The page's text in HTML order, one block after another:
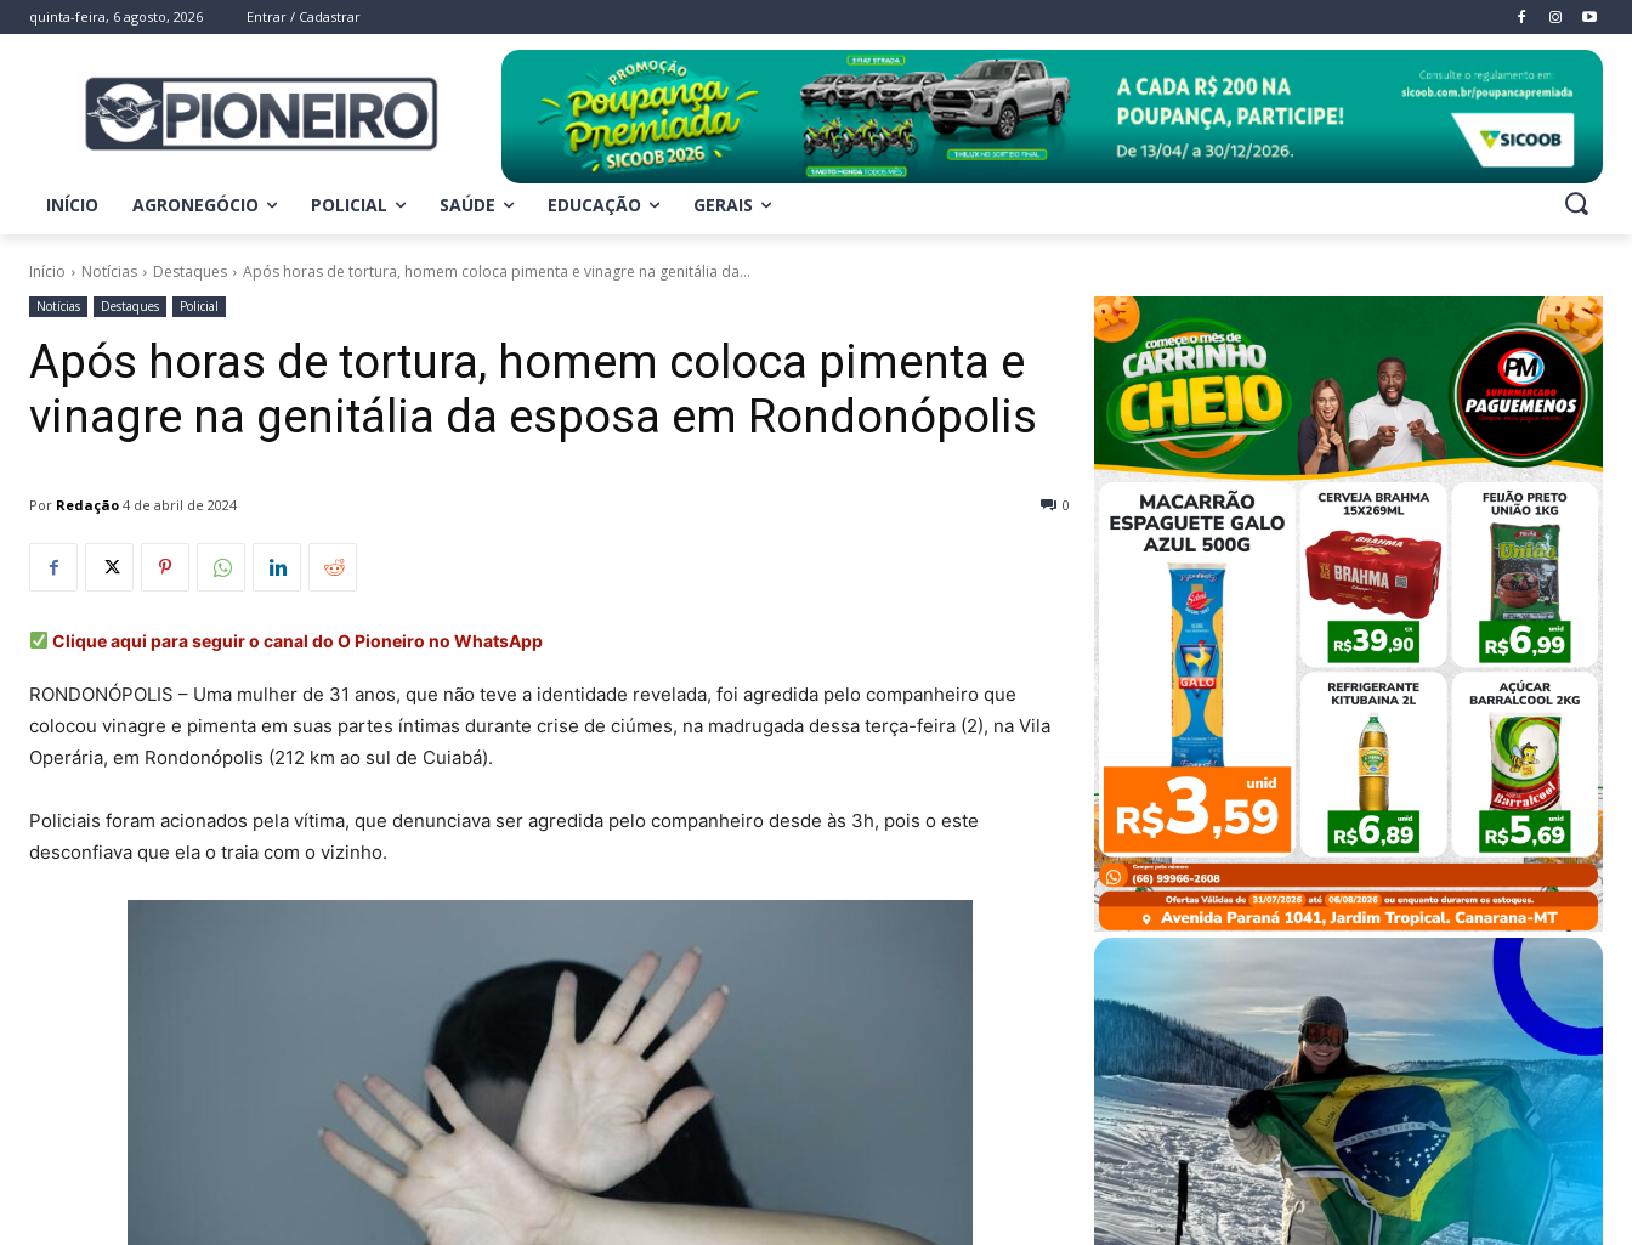
quinta-feira, 6 agosto, 2026 Entrar / Cadastrar
INÍCIO AGRONEGÓCIO POLICIAL SAÚDE EDUCAÇÃO GERAIS
Início Notícias Destaques Após horas de tortura, homem coloca pimenta e vinagre na genitália da...
Notícias Destaques Policial
Após horas de tortura, homem coloca pimenta e
vinagre na genitália da esposa em Rondonópolis
Por Redação 0
4 de abril de 2024
Clique aqui para seguir o canal do O Pioneiro no WhatsApp
RONDONÓPOLIS – Uma mulher de 31 anos, que não teve a identidade revelada, foi agredida pelo companheiro que
colocou vinagre e pimenta em suas partes íntimas durante crise de ciúmes, na madrugada dessa terça-feira (2), na Vila
Operária, em Rondonópolis (212 km ao sul de Cuiabá).
Policiais foram acionados pela vítima, que denunciava ser agredida pelo companheiro desde às 3h, pois o este
desconfiava que ela o traia com o vizinho.